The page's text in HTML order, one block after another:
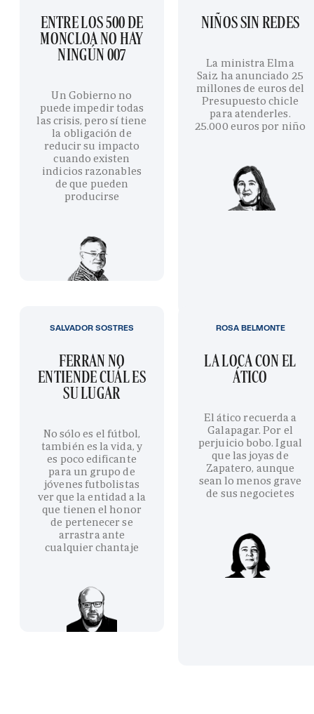
ENTRE LOS 500 DE
MONCLOA NO HAY
NINGÚN 007
Un Gobierno no
puede impedir todas
las crisis, pero sí tiene
la obligación de
reducir su impacto
cuando existen
indicios razonables
de que pueden
producirse
NIÑOS SIN REDES
La ministra Elma
Saiz ha anunciado 25
millones de euros del
Presupuesto chicle
para atenderles.
25.000 euros por niño
FERRAN NO
ENTIENDE CUÁL ES
SU LUGAR
No sólo es el fútbol,
también es la vida, y
es poco edificante
para un grupo de
jóvenes futbolistas
ver que la entidad a la
que tienen el honor
de pertenecer se
arrastra ante
cualquier chantaje
SALVADOR SOSTRES
LA LOCA CON EL
ÁTICO
El ático recuerda a
Galapagar. Por el
perjuicio bobo. Igual
que las joyas de
Zapatero, aunque
sean lo menos grave
de sus negocietes
ROSA BELMONTE